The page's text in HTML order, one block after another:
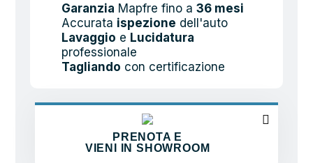
Garanzia Mapfre fino a 36 mesi
Accurata ispezione dell'auto
Lavaggio e Lucidatura
professionale
Tagliando con certificazione
PRENOTA E
VIENI IN SHOWROOM